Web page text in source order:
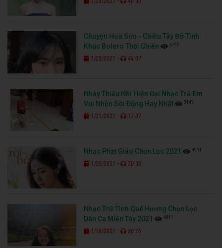
Chuyện Hoa Sim - Chiều Tây Đô Tình
Khúc Bolero Thời Chiến
3792
1/23/2021 - 44:07
Nhảy Thiếu Nhi Hiện Đại Nhạc Trẻ Em
Vui Nhộn Sôi Động Hay Nhất
5147
1/21/2021 - 17:07
Nhạc Phật Giáo Chọn Lọc 2021 3951
1/20/2021 - 50:03
Nhạc Trữ Tình Quê Hương Chọn Lọc
Dân Ca Miền Tây 2021
4411
1/18/2021 - 50:16